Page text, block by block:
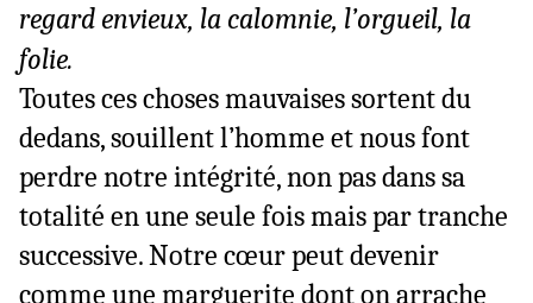
regard envieux, la calomnie, l’orgueil, la
folie.
Toutes ces choses mauvaises sortent du
dedans, souillent l’homme et nous font
perdre notre intégrité, non pas dans sa
totalité en une seule fois mais par tranche
successive. Notre cœur peut devenir
comme une marguerite dont on arrache